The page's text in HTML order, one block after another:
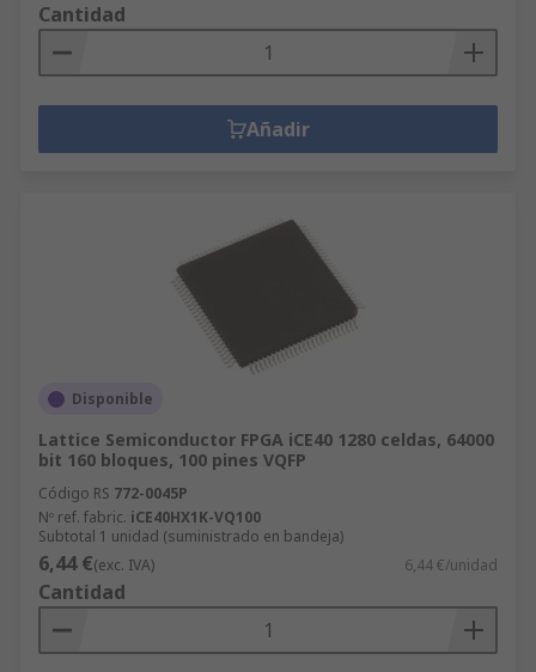
Cantidad
Añadir
Disponible
Lattice Semiconductor FPGA iCE40 1280 celdas, 64000
bit 160 bloques, 100 pines VQFP
Código RS 772-0045P
Nº ref. fabric. iCE40HX1K-VQ100
Subtotal 1 unidad (suministrado en bandeja)
6,44 €(exc. IVA) 6,44 €/unidad
Cantidad